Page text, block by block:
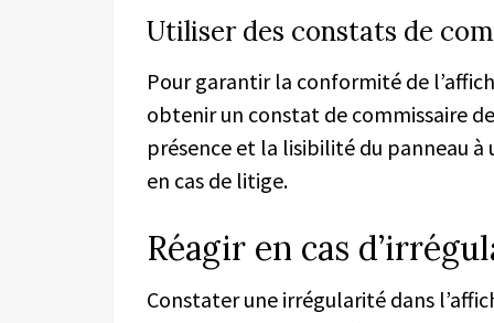
Utiliser des constats de
Pour garantir la conformité de
obtenir un constat de commissaire
présence et la lisibilité du panneau
en cas de litige.
Réagir en cas
Constater une irrégularité dans